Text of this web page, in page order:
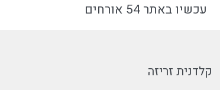
עכשיו באתר 54 אורחים
קלדנית זריזה